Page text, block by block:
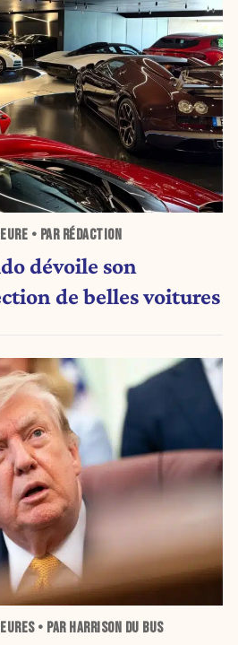
• PAR RÉDACTION
dévoile son
de belles voitures
• PAR HARRISON DU BUS